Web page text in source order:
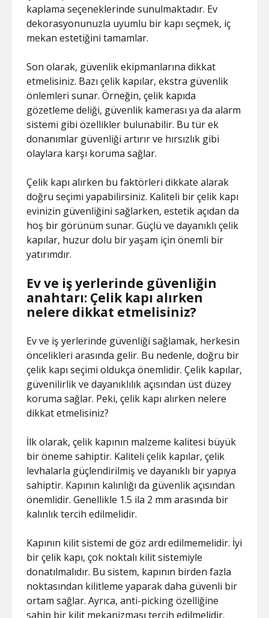
kaplama seçeneklerinde sunulmaktadır. Ev
dekorasyonunuzla uyumlu bir kapı seçmek, iç
mekan estetiğini tamamlar.
Son olarak, güvenlik ekipmanlarına dikkat
etmelisiniz. Bazı çelik kapılar, ekstra güvenlik
önlemleri sunar. Örneğin, çelik kapıda
gözetleme deliği, güvenlik kamerası ya da alarm
sistemi gibi özellikler bulunabilir. Bu tür ek
donanımlar güvenliği artırır ve hırsızlık gibi
olaylara karşı koruma sağlar.
Çelik kapı alırken bu faktörleri dikkate alarak
doğru seçimi yapabilirsiniz. Kaliteli bir çelik kapı
evinizin güvenliğini sağlarken, estetik açıdan da
hoş bir görünüm sunar. Güçlü ve dayanıklı çelik
kapılar, huzur dolu bir yaşam için önemli bir
yatırımdır.
Ev ve iş yerlerinde güvenliğin
anahtarı: Çelik kapı alırken
nelere dikkat etmelisiniz?
Ev ve iş yerlerinde güvenliği sağlamak, herkesin
öncelikleri arasında gelir. Bu nedenle, doğru bir
çelik kapı seçimi oldukça önemlidir. Çelik kapılar,
güvenilirlik ve dayanıklılık açısından üst düzey
koruma sağlar. Peki, çelik kapı alırken nelere
dikkat etmelisiniz?
İlk olarak, çelik kapının malzeme kalitesi büyük
bir öneme sahiptir. Kaliteli çelik kapılar, çelik
levhalarla güçlendirilmiş ve dayanıklı bir yapıya
sahiptir. Kapının kalınlığı da güvenlik açısından
önemlidir. Genellikle 1.5 ila 2 mm arasında bir
kalınlık tercih edilmelidir.
Kapının kilit sistemi de göz ardı edilmemelidir. İyi
bir çelik kapı, çok noktalı kilit sistemiyle
donatılmalıdır. Bu sistem, kapının birden fazla
noktasından kilitleme yaparak daha güvenli bir
ortam sağlar. Ayrıca, anti-picking özelliğine
sahip bir kilit mekanizması tercih edilmelidir.